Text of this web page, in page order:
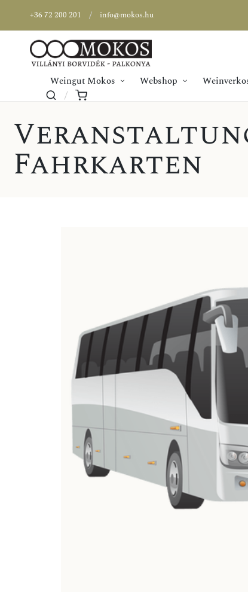
+36 72 200 201 info@mokos.hu
Weingut Mokos Webshop
Fahrkarten